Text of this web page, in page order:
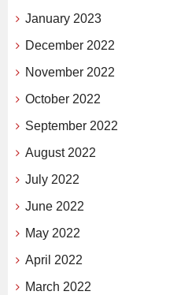
January 2023
December 2022
November 2022
October 2022
September 2022
August 2022
July 2022
June 2022
May 2022
April 2022
March 2022